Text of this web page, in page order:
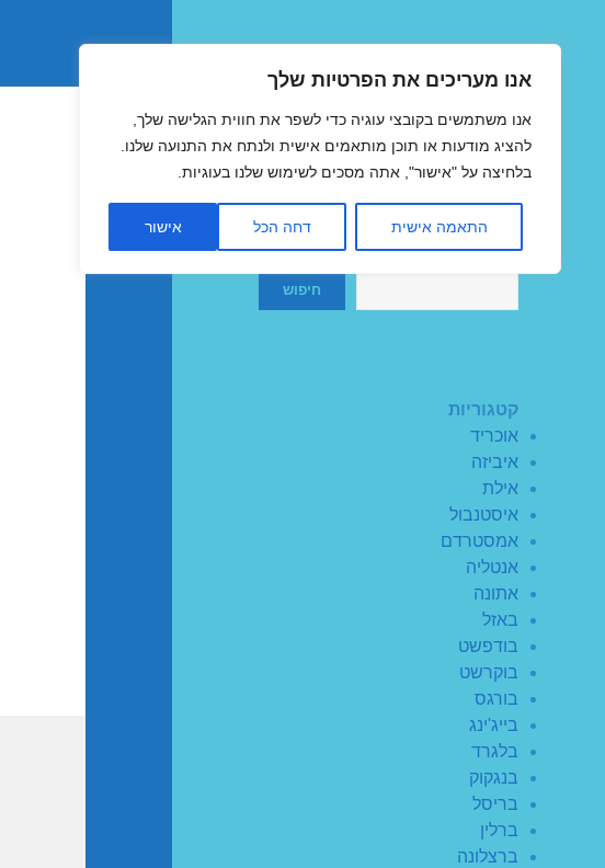
אנו מעריכים את הפרטיות שלך
אנו משתמשים בקובצי עוגיה כדי לשפר את חווית הגלישה שלך,
להציג מודעות או תוכן מותאמים אישית ולנתח את התנועה שלנו.
בלחיצה על "אישור", אתה מסכים לשימוש שלנו בעוגיות.
התאמה אישית דחה הכל אישור
MegaFlights טיסות מוזלות
חיפוש
חיפוש
קטגוריות
אוכריד
איביזה
אילת
איסטנבול
אמסטרדם
אנטליה
אתונה
באזל
בודפשט
בוקרשט
בורגס
בייג'ינג
בלגרד
בנגקוק
בריסל
ברלין
ברצלונה